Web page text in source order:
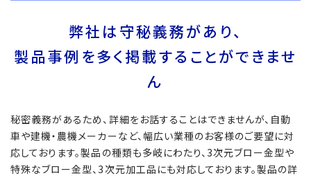
弊社は守秘義務があり、
製品事例を多く掲載することができませ
ん
秘密義務があるため、詳細をお話することはできませんが、自動
車や建機・農機メーカーなど、幅広い業種のお客様のご要望に対
応しております。製品の種類も多岐にわたり、3次元ブロー金型や
特殊なブロー金型、3次元加工品にも対応しております。製品の詳